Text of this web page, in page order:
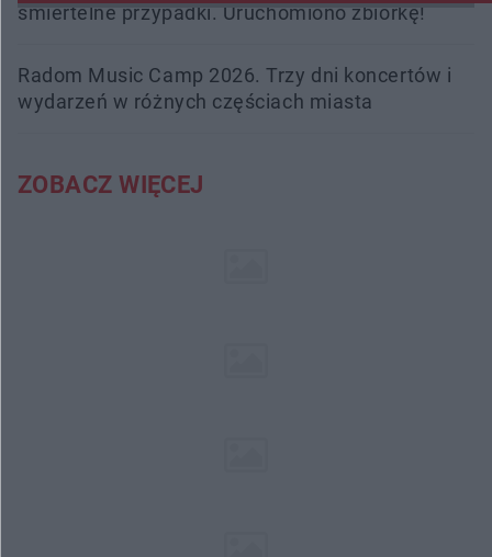
śmiertelne przypadki. Uruchomiono zbiórkę!
Radom Music Camp 2026. Trzy dni koncertów i
wydarzeń w różnych częściach miasta
ZOBACZ WIĘCEJ